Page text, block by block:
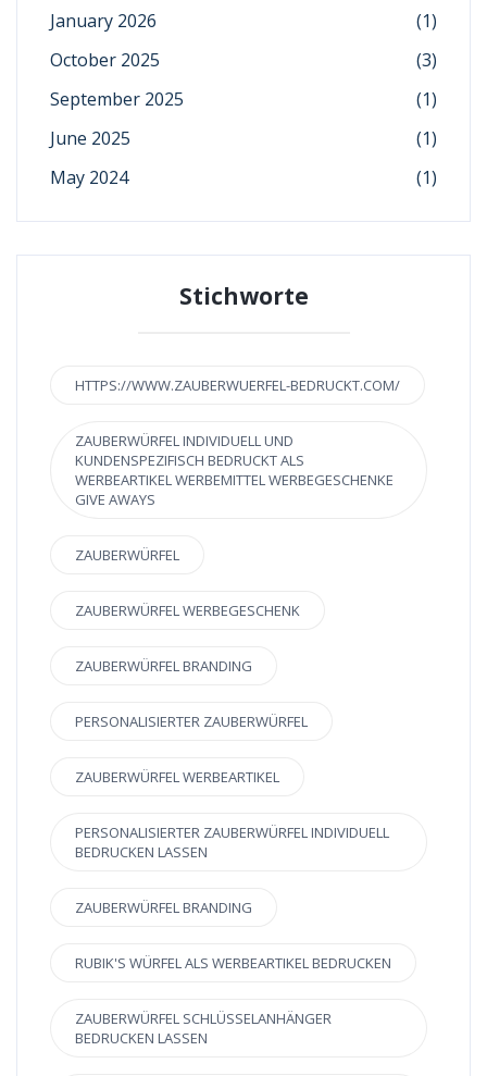
January 2026
(1)
October 2025
(3)
September 2025
(1)
June 2025
(1)
May 2024
(1)
Stichworte
HTTPS://WWW.ZAUBERWUERFEL-BEDRUCKT.COM/
ZAUBERWÜRFEL INDIVIDUELL UND
KUNDENSPEZIFISCH BEDRUCKT ALS
WERBEARTIKEL WERBEMITTEL WERBEGESCHENKE
GIVE AWAYS
ZAUBERWÜRFEL
ZAUBERWÜRFEL WERBEGESCHENK
ZAUBERWÜRFEL BRANDING
PERSONALISIERTER ZAUBERWÜRFEL
ZAUBERWÜRFEL WERBEARTIKEL
PERSONALISIERTER ZAUBERWÜRFEL INDIVIDUELL
BEDRUCKEN LASSEN
ZAUBERWÜRFEL BRANDING
RUBIK'S WÜRFEL ALS WERBEARTIKEL BEDRUCKEN
ZAUBERWÜRFEL SCHLÜSSELANHÄNGER
BEDRUCKEN LASSEN